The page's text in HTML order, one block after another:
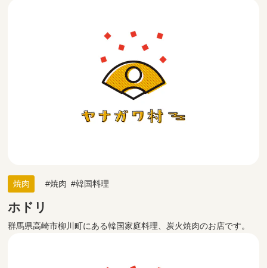
焼肉 焼肉 韓国料理
ホドリ
群馬県高崎市柳川町にある韓国家庭料理、炭火焼肉のお店です。